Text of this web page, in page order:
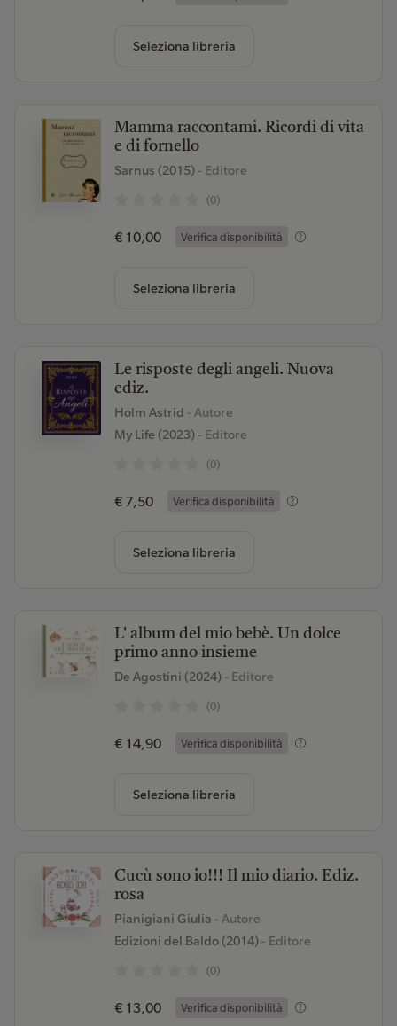
Seleziona libreria
Mamma raccontami. Ricordi di vita
e di fornello
Sarnus (2015)- Editore
(0)
€ 10,00 Verifica disponibilità
Seleziona libreria
Le risposte degli angeli. Nuova
ediz.
Holm Astrid - Autore
My Life (2023)- Editore
(0)
€ 7,50 Verifica disponibilità
Seleziona libreria
L' album del mio bebè. Un dolce
primo anno insieme
De Agostini (2024)- Editore
(0)
€ 14,90 Verifica disponibilità
Seleziona libreria
Cucù sono io!!! Il mio diario. Ediz.
rosa
Pianigiani Giulia - Autore
Edizioni del Baldo (2014)- Editore
(0)
€ 13,00 Verifica disponibilità